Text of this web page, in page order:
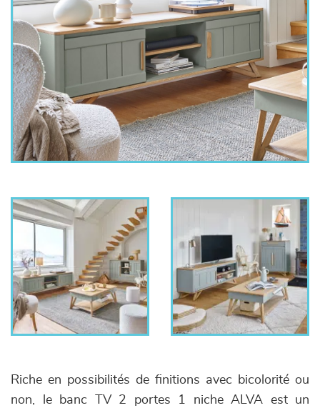
Riche en possibilités de finitions avec bicolorité ou
non, le banc TV 2 portes 1 niche ALVA est un